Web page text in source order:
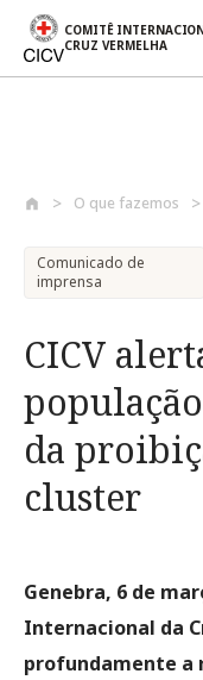
COMITÊ
CRUZ VERMELHA
O que fazemos
Comunicado de
imprensa
CICV
da
cluster
Genebra, 6 de
Internacional da
profundamente a